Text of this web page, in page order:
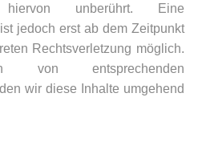
unberührt. Eine
jedoch erst ab dem Zeitpunkt
Rechtsverletzung möglich.
von entsprechenden
wir diese Inhalte umgehend